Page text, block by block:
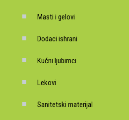
Masti i gelovi
Dodaci ishrani
Kućni ljubimci
Lekovi
Sanitetski materijal